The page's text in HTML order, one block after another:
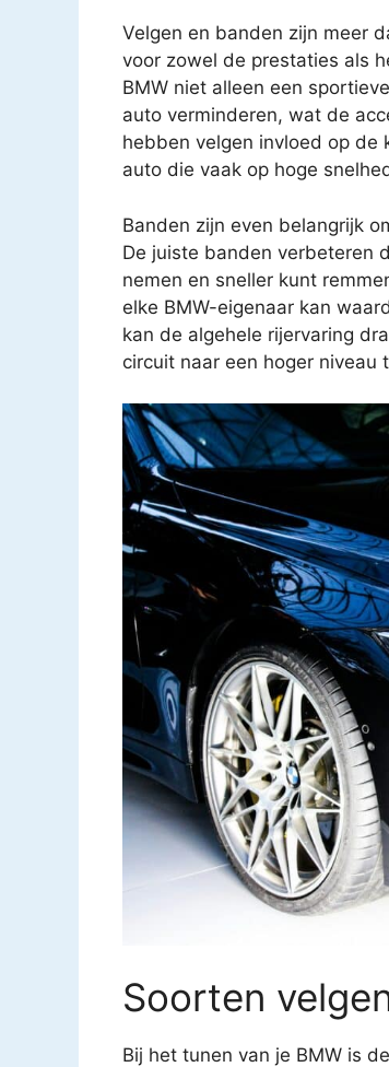
Velgen en banden zijn meer
voor zowel de prestaties als
BMW niet alleen een
auto verminderen, wat de
hebben velgen invloed op de
auto die vaak op hoge
Banden zijn even belangrijk
De juiste banden verbeteren
nemen en sneller kunt
elke BMW-eigenaar kan
kan de algehele rijervaring
circuit naar een hoger niveau
Soorten
Bij het tunen van je BMW is